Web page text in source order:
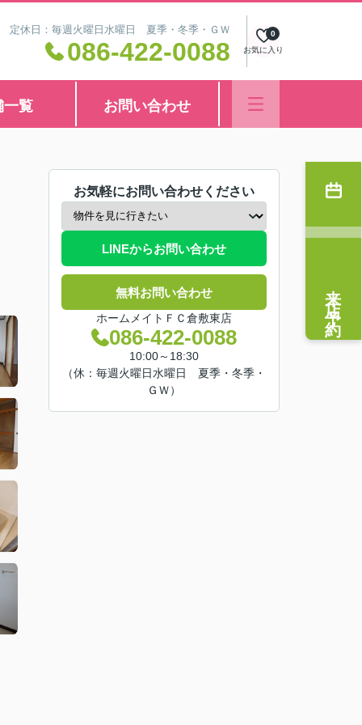
定休日：毎週火曜日水曜日 夏季・冬季・ＧＷ
086-422-0088 お気に入り
0
一覧 お問い合わせ
お気軽にお問い合わせください
LINEからお問い合わせ
無料お問い合わせ
ホームメイトＦＣ倉敷東店
086-422-0088
10:00～18:30
（休：毎週火曜日水曜日 夏季・冬季・
ＧＷ）
来店予約